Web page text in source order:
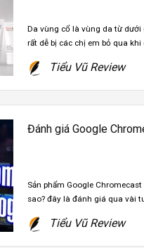
Da vùng cổ là vùng da từ
rất dễ bị các chị em bỏ qua khi
Tiểu Vũ Review
Đánh giá Google
Sản phẩm Google
sao? đây là đánh giá qua vài
Tiểu Vũ Review